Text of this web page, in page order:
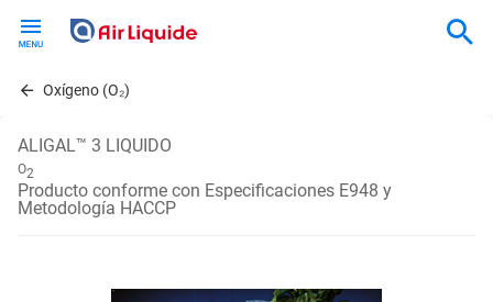
contentOxígeno (O₂)
ALIGAL™ 3 LIQUIDO
O2
Producto conforme con Especificaciones E948 y
Metodología HACCP